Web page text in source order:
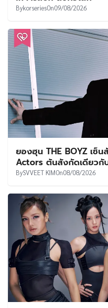
BykorseriesOn09/08/2026
ยองฮุน THE BOYZ เซ็
Actors ต้นสังกัดเดียว
BySVVEET KIMOn08/08/2026